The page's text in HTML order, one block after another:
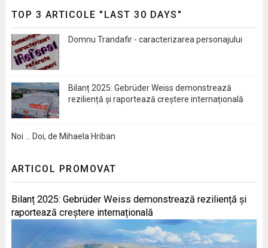
TOP 3 ARTICOLE "LAST 30 DAYS"
Domnu Trandafir - caracterizarea personajului
Bilanț 2025: Gebrüder Weiss demonstrează
reziliență și raportează creștere internațională
Noi … Doi, de Mihaela Hriban
ARTICOL PROMOVAT
Bilanț 2025: Gebrüder Weiss demonstrează reziliență și
raportează creștere internațională